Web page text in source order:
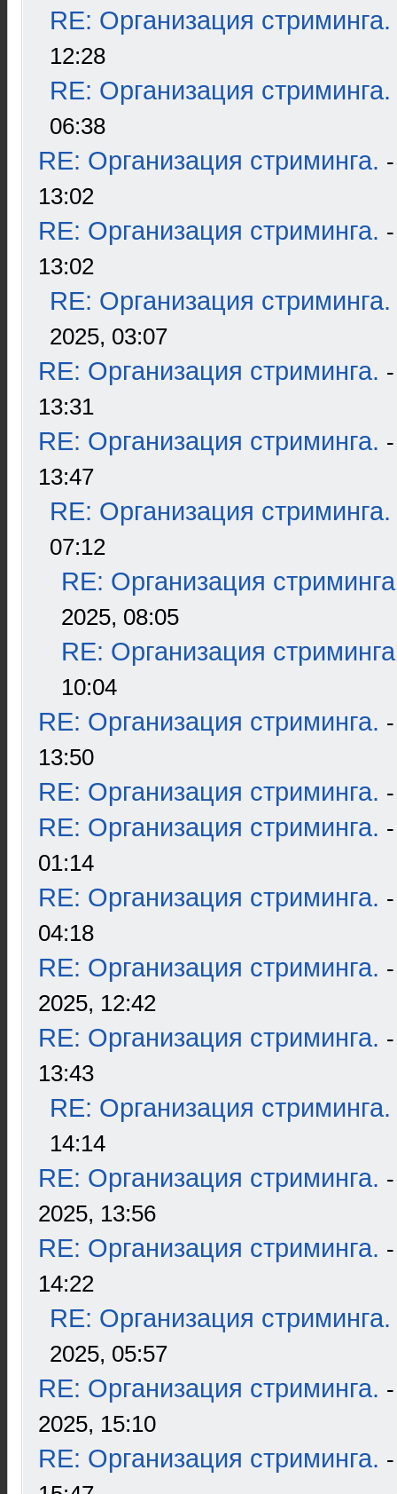
RE: Организация стриминга.
12:28
RE: Организация стриминга.
06:38
RE: Организация стриминга.
13:02
RE: Организация стриминга.
13:02
RE: Организация стриминга.
2025, 03:07
RE: Организация стриминга.
13:31
RE: Организация стриминга.
13:47
RE: Организация стриминга.
07:12
RE: Организация
2025, 08:05
RE: Организация
10:04
RE: Организация стриминга.
13:50
RE: Организация стриминга.
RE: Организация стриминга.
01:14
RE: Организация стриминга.
04:18
RE: Организация стриминга.
2025, 12:42
RE: Организация стриминга.
13:43
RE: Организация стриминга.
14:14
RE: Организация стриминга.
2025, 13:56
RE: Организация стриминга.
14:22
RE: Организация стриминга.
2025, 05:57
RE: Организация стриминга.
2025, 15:10
RE: Организация стриминга.